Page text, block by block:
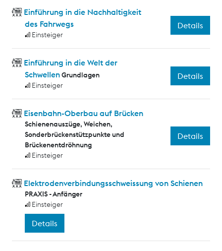
Einführung in die Nachhaltigkeit
des Fahrwegs
Einsteiger
Details
Einführung in die Welt der
SchwellenGrundlagen
Einsteiger
Details
Eisenbahn-Oberbau auf Brücken
Schienenauszüge, Weichen,
Sonderbrückenstützpunkte und
Brückenentdröhnung
Einsteiger
Details
Elektrodenverbindungsschweissung von Schienen
PRAXIS - Anfänger
Einsteiger
Details